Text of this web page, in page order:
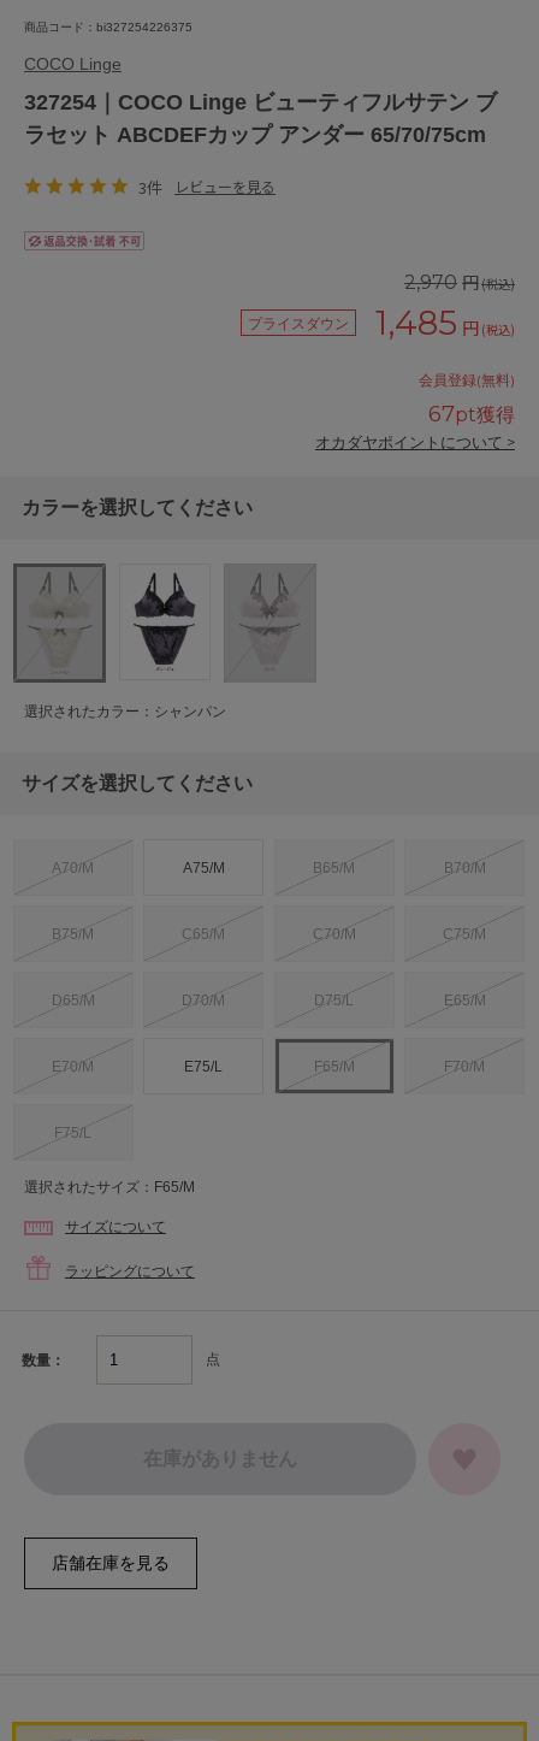
商品コード：bi327254226375
COCO Linge
327254｜COCO Linge ビューティフルサテン ブ
ラセット ABCDEFカップ アンダー 65/70/75cm
3件 レビューを見る
2,970 円(税込)
プライスダウン 1,485 円 (税込)
会員登録(無料)
67pt獲得
オカダヤポイントについて >
カラーを選択してください
選択されたカラー：シャンパン
サイズを選択してください
A70/M A75/M B65/M B70/M
B75/M C65/M C70/M C75/M
D65/M D70/M D75/L E65/M
E70/M E75/L F65/M F70/M
F75/L
選択されたサイズ：F65/M
サイズについて
ラッピングについて
数量： 点
在庫がありません